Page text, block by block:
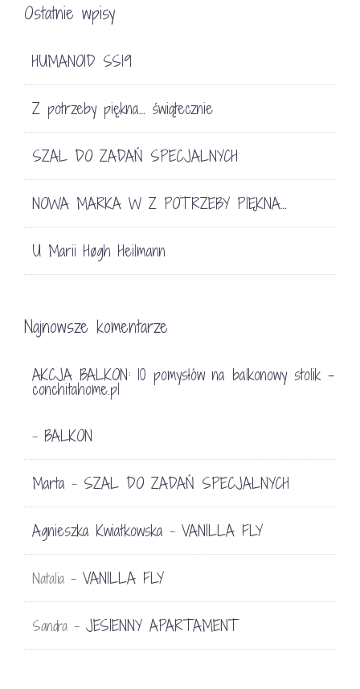
Ostatnie wpisy
HUMANOID SS19
Z potrzeby piękna… świątecznie
SZAL DO ZADAŃ SPECJALNYCH
NOWA MARKA W Z POTRZEBY PIĘKNA…
U Marii Høgh Heilmann
Najnowsze komentarze
AKCJA BALKON: 10 pomysłów na balkonowy stolik -
conchitahome.pl
- BALKON
Marta - SZAL DO ZADAŃ SPECJALNYCH
Agnieszka Kwiatkowska - VANILLA FLY
Natalia - VANILLA FLY
Sandra - JESIENNY APARTAMENT